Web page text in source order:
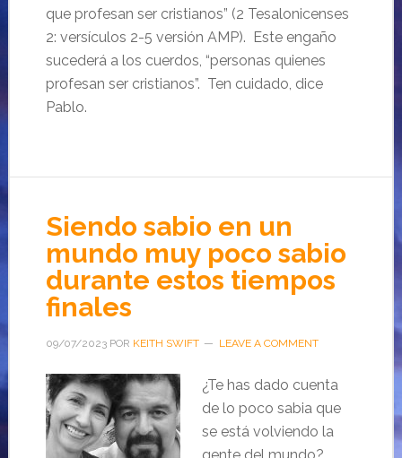
que profesan ser cristianos” (2 Tesalonicenses
2: versículos 2-5 versión AMP). Este engaño
sucederá a los cuerdos, “personas quienes
profesan ser cristianos”. Ten cuidado, dice
Pablo.
Siendo sabio en un
mundo muy poco sabio
durante estos tiempos
finales
09/07/2023POR KEITH SWIFT LEAVE A COMMENT
¿Te has dado cuenta
de lo poco sabia que
se está volviendo la